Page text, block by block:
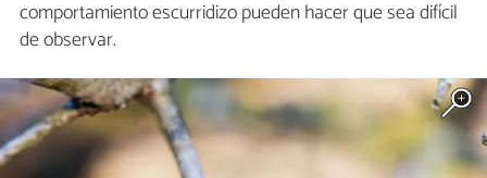
comportamiento escurridizo pueden hacer que sea difícil
de observar.